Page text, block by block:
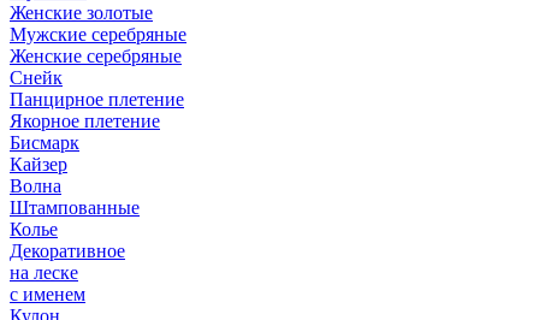
Женские золотые
Мужские серебряные
Женские серебряные
Снейк
Панцирное плетение
Якорное плетение
Бисмарк
Кайзер
Волна
Штампованные
Колье
Декоративное
на леске
с именем
Кулон